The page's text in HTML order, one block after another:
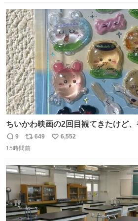
薫る 上坂樹里 甲斐翔真
ト
数
数
ちいかわ映画の2回目観てきたけど
「ハモりすごいよッ…」に対するち
まそんな場合じゃねぇだろお前よぉ)
返
信
9
リ
ポ
ト
649
い
数
6,552
15時間前